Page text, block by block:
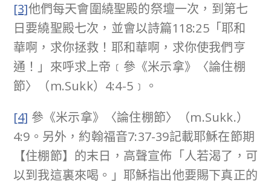
[3]他們每天會圍繞聖殿的祭壇一次，到第七
日要繞聖殿七次，並會以詩篇118:25「耶和
華啊，求你拯救！耶和華啊，求你使我們亨
通！」來呼求上帝﹝參《米示拿》〈論住棚
節〉（m.Sukk）4:4-5﹞。
[4] 參《米示拿》〈論住棚節〉（m.Sukk.）
4:9。另外，約翰福音7:37-39記載耶穌在節期
【住棚節】的末日，高聲宣佈「人若渴了，可
以到我這裏來喝。」耶穌指出他要賜下真正的